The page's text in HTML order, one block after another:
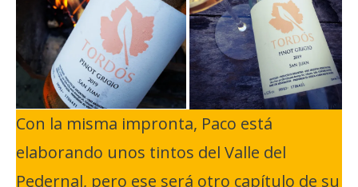
Con la misma impronta, Paco está
elaborando unos tintos del Valle del
Pedernal, pero ese será otro capítulo de su